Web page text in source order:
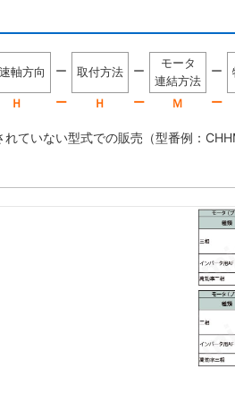
軸方向 ー 取付方法 ー
モータ
連結方法
ー
Ｈ ー Ｈ ー Ｍ ー
れていない型式での販売（型番例：